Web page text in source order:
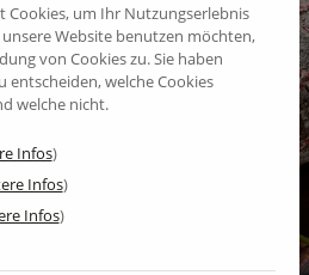
Cookies, um Ihr Nutzungserlebnis
Website benutzen möchten,
von Cookies zu. Sie haben
entscheiden, welche Cookies
welche nicht.
Infos)
Infos)
Infos)